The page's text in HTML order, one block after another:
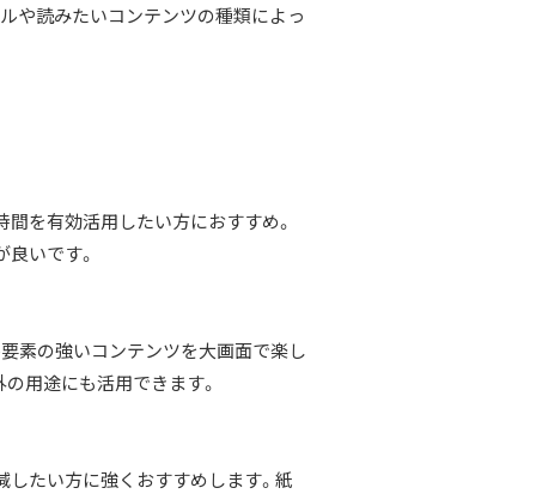
や読みたいコンテンツの種類によっ
を有効活用したい方におすすめ。
いです。
素の強いコンテンツを大画面で楽し
用途にも活用できます。
たい方に強くおすすめします。紙